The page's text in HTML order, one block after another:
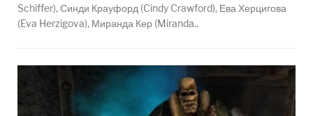
Schiffer), Синди Крауфорд (Cindy Crawford), Ева Херцигова
(Eva Herzigova), Миранда Кер (Miranda..